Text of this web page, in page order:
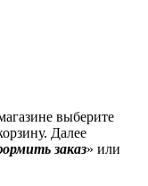
выберите
Далее
заказ» или